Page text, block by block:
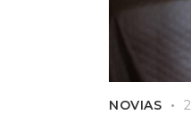
NOVIAS